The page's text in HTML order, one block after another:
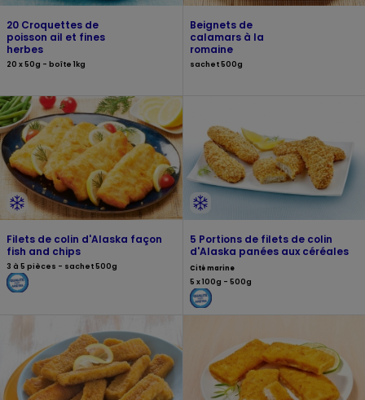
20 Croquettes de
poisson ail et fines
herbes
20 x 50g - boîte 1kg
Beignets de
calamars à la
romaine
sachet 500g
Filets de colin d'Alaska façon
fish and chips
3 à 5 pièces - sachet 500g
5 Portions de filets de colin
d'Alaska panées aux céréales
Cité marine
5 x 100g - 500g